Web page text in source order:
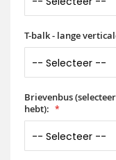
T-balk - lange
Brievenbus
hebt):